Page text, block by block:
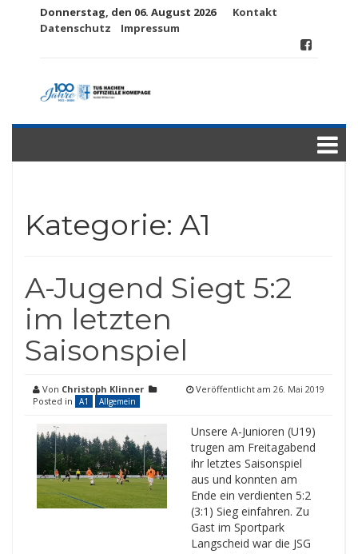
Donnerstag, den 06. August 2026
Kontakt
Datenschutz
Impressum
Kategorie: A1
A-Jugend Siegt 5:2
im letzten
Saisonspiel
Von Christoph Klinner
Posted in
A1 Allgemein
Veröffentlicht am 26. Mai 2019
Unsere A-Junioren (U19)
trugen am Freitagabend
ihr letztes Saisonspiel
aus und konnten am
Ende ein verdienten 5:2
(3:1) Sieg einfahren. Zu
Gast im Sportpark
Langscheid war die JSG